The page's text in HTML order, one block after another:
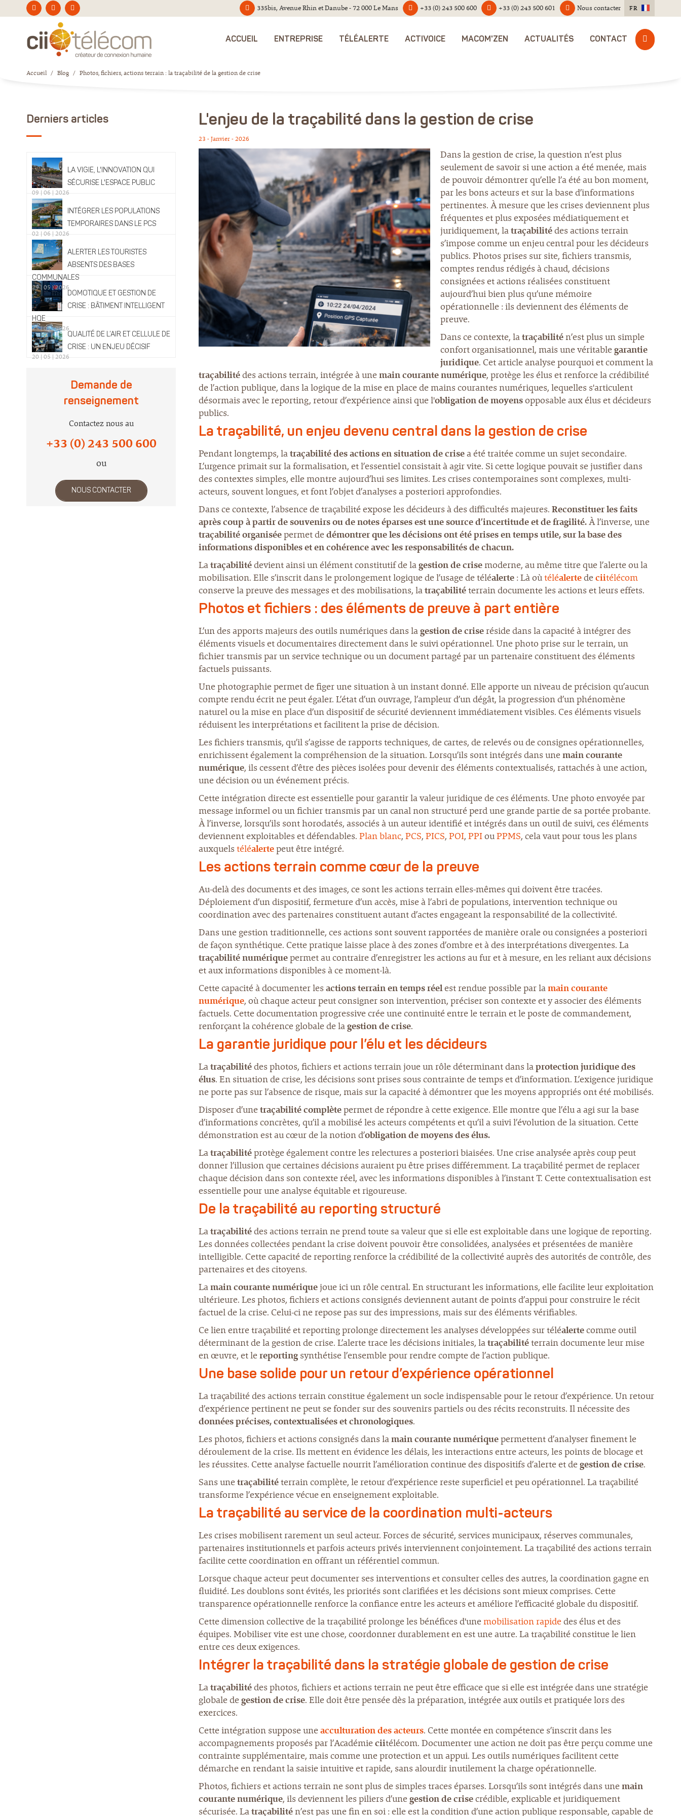
335bis, Avenue Rhin et Danube - 72 000 Le Mans +33 (0) 243 500 600 +33 (0) 243 500 601 Nous contacter FR
ACCUEIL ENTREPRISE TÉLÉALERTE ACTIVOICE MACOM'ZEN ACTUALITÉS CONTACT
Accueil / Blog / Photos, fichiers, actions terrain : la traçabilité de la gestion de crise
L'enjeu de la traçabilité dans la gestion de crise
23 - Janvier - 2026
Dans la gestion de crise, la question n’est plus
seulement de savoir si une action a été menée, mais
de pouvoir démontrer qu’elle l’a été au bon moment,
par les bons acteurs et sur la base d’informations
pertinentes. À mesure que les crises deviennent plus
fréquentes et plus exposées médiatiquement et
juridiquement, latraçabilitédes actions terrain
s’impose comme un enjeu central pour les décideurs
publics. Photos prises sur site, fichiers transmis,
comptes rendus rédigés à chaud, décisions
consignées et actions réalisées constituent
aujourd’hui bien plus qu’une mémoire
opérationnelle : ils deviennent des éléments de
preuve.
Dans ce contexte, latraçabilitén’est plus un simple
confort organisationnel, mais une véritable garantie
juridique. Cet article analyse pourquoi et comment la
traçabilitédes actions terrain, intégrée à une main courante numérique, protège les élus et renforce la crédibilité
de l’action publique, dans la logique de la mise en place de mains courantes numériques, lequelles s'articulent
désormais avec le reporting, retour d’expérience ainsi que l'obligation de moyensopposable aux élus et décideurs
publics.
La traçabilité, un enjeu devenu central dans la gestion de crise
Pendant longtemps, latraçabilité des actions en situation de crisea été traitée comme un sujet secondaire.
L’urgence primait sur la formalisation, et l’essentiel consistait à agir vite. Si cette logique pouvait se justifier dans
des contextes simples, elle montre aujourd’hui ses limites. Les crises contemporaines sont complexes, multi-
acteurs, souvent longues, et font l’objet d’analyses a posteriori approfondies.
Dans ce contexte, l’absence de traçabilité expose les décideurs à des difficultés majeures. Reconstituer les faits
après coup à partir de souvenirs ou de notes éparses est une source d’incertitude et de fragilité.À l’inverse, une
traçabilitéorganiséepermet de démontrer que les décisions ont été prises en temps utile, sur la base des
informations disponibles et en cohérence avec les responsabilités de chacun.
Latraçabilitédevient ainsi un élément constitutif de lagestion de crisemoderne, au même titre que l’alerte ou la
mobilisation. Elle s’inscrit dans le prolongement logique de l’usage de téléalerte : Là oùtéléalertede ciitélécom
conserve la preuve des messages et des mobilisations, latraçabilitéterrain documente les actions et leurs effets.
Photos et fichiers : des éléments de preuve à part entière
L’un des apports majeurs des outils numériques dans lagestion de criseréside dans la capacité à intégrer des
éléments visuels et documentaires directement dans le suivi opérationnel. Une photo prise sur le terrain, un
fichier transmis par un service technique ou un document partagé par un partenaire constituent des éléments
factuels puissants.
Une photographie permet de figer une situation à un instant donné. Elle apporte un niveau de précision qu’aucun
compte rendu écrit ne peut égaler. L’état d’un ouvrage, l’ampleur d’un dégât, la progression d’un phénomène
naturel ou la mise en place d’un dispositif de sécurité deviennent immédiatement visibles. Ces éléments visuels
réduisent les interprétations et facilitent la prise de décision.
Les fichiers transmis, qu’il s’agisse de rapports techniques, de cartes, de relevés ou de consignes opérationnelles,
enrichissent également la compréhension de la situation. Lorsqu’ils sont intégrés dans une main courante
numérique, ils cessent d’être des pièces isolées pour devenir des éléments contextualisés, rattachés à une action,
une décision ou un événement précis.
Cette intégration directe est essentielle pour garantir la valeur juridique de ces éléments. Une photo envoyée par
message informel ou un fichier transmis par un canal non structuré perd une grande partie de sa portée probante.
À l’inverse, lorsqu’ils sont horodatés, associés à un auteur identifié et intégrés dans un outil de suivi, ces éléments
deviennent exploitables et défendables. Plan blanc, PCS, PICS, POI, PPIouPPMS, cela vaut pour tous les plans
auxquels téléalertepeut être intégré.
Les actions terrain comme cœur de la preuve
Au-delà des documents et des images, ce sont les actions terrain elles-mêmes qui doivent être tracées.
Déploiement d’un dispositif, fermeture d’un accès, mise à l’abri de populations, intervention technique ou
coordination avec des partenaires constituent autant d’actes engageant la responsabilité de la collectivité.
Dans une gestion traditionnelle, ces actions sont souvent rapportées de manière orale ou consignées a posteriori
de façon synthétique. Cette pratique laisse place à des zones d’ombre et à des interprétations divergentes. La
traçabiliténumériquepermet au contraire d’enregistrer les actions au fur et à mesure, en les reliant aux décisions
et aux informations disponibles à ce moment-là.
Cette capacité à documenter les actions terrain en temps réelest rendue possible par lamain courante
numérique, où chaque acteur peut consigner son intervention, préciser son contexte et y associer des éléments
factuels. Cette documentation progressive crée une continuité entre le terrain et le poste de commandement,
renforçant la cohérence globale de lagestion de crise.
La garantie juridique pour l’élu et les décideurs
Latraçabilitédes photos, fichiers et actions terrain joue un rôle déterminant dans laprotection juridique des
élus. En situation de crise, les décisions sont prises sous contrainte de temps et d’information. L’exigence juridique
ne porte pas sur l’absence de risque, mais sur la capacité à démontrer que les moyens appropriés ont été mobilisés.
Disposer d’une traçabilité complètepermet de répondre à cette exigence. Elle montre que l’élu a agi sur la base
d’informations concrètes, qu’il a mobilisé les acteurs compétents et qu’il a suivi l’évolution de la situation. Cette
démonstration est au cœur de la notion d’obligation de moyens des élus.
Latraçabilitéprotège également contre les relectures a posteriori biaisées. Une crise analysée après coup peut
donner l’illusion que certaines décisions auraient pu être prises différemment. La traçabilité permet de replacer
chaque décision dans son contexte réel, avec les informations disponibles à l’instant T. Cette contextualisation est
essentielle pour une analyse équitable et rigoureuse.
De la traçabilité au reporting structuré
Latraçabilitédes actions terrain ne prend toute sa valeur que si elle est exploitable dans une logique de reporting.
Les données collectées pendant la crise doivent pouvoir être consolidées, analysées et présentées de manière
intelligible. Cette capacité de reporting renforce la crédibilité de la collectivité auprès des autorités de contrôle, des
partenaires et des citoyens.
Lamain courante numériquejoue ici un rôle central. En structurant les informations, elle facilite leur exploitation
ultérieure. Les photos, fichiers et actions consignés deviennent autant de points d’appui pour construire le récit
factuel de la crise. Celui-ci ne repose pas sur des impressions, mais sur des éléments vérifiables.
Ce lien entre traçabilité et reporting prolonge directement les analyses développées sur téléalertecomme outil
déterminant de la gestion de crise. L’alerte trace les décisions initiales, latraçabilitéterrain documente leur mise
en œuvre, et le reporting synthétise l’ensemble pour rendre compte de l’action publique.
Une base solide pour un retour d’expérience opérationnel
La traçabilité des actions terrain constitue également un socle indispensable pour le retour d’expérience. Un retour
d’expérience pertinent ne peut se fonder sur des souvenirs partiels ou des récits reconstruits. Il nécessite des
données précises, contextualisées et chronologiques.
Les photos, fichiers et actions consignés dans lamain courante numériquepermettent d’analyser finement le
déroulement de la crise. Ils mettent en évidence les délais, les interactions entre acteurs, les points de blocage et
les réussites. Cette analyse factuelle nourrit l’amélioration continue des dispositifs d’alerte et de gestion de crise.
Sans une traçabilitéterrain complète, le retour d’expérience reste superficiel et peu opérationnel. La traçabilité
transforme l’expérience vécue en enseignement exploitable.
La traçabilité au service de la coordination multi-acteurs
Les crises mobilisent rarement un seul acteur. Forces de sécurité, services municipaux, réserves communales,
partenaires institutionnels et parfois acteurs privés interviennent conjointement. La traçabilité des actions terrain
facilite cette coordination en offrant un référentiel commun.
Lorsque chaque acteur peut documenter ses interventions et consulter celles des autres, la coordination gagne en
fluidité. Les doublons sont évités, les priorités sont clarifiées et les décisions sont mieux comprises. Cette
transparence opérationnelle renforce la confiance entre les acteurs et améliore l’efficacité globale du dispositif.
Cette dimension collective de la traçabilité prolonge les bénéfices d'une mobilisation rapide des élus et des
équipes. Mobiliser vite est une chose, coordonner durablement en est une autre. La traçabilité constitue le lien
entre ces deux exigences.
Intégrer la traçabilité dans la stratégie globale de gestion de crise
Latraçabilitédes photos, fichiers et actions terrain ne peut être efficace que si elle est intégrée dans une stratégie
globale de gestion de crise. Elle doit être pensée dès la préparation, intégrée aux outils et pratiquée lors des
exercices.
Cette intégration suppose une acculturation des acteurs. Cette montée en compétence s’inscrit dans les
accompagnements proposés par l’Académie ciitélécom. Documenter une action ne doit pas être perçu comme une
contrainte supplémentaire, mais comme une protection et un appui. Les outils numériques facilitent cette
démarche en rendant la saisie intuitive et rapide, sans alourdir inutilement la charge opérationnelle.
Photos, fichiers et actions terrain ne sont plus de simples traces éparses. Lorsqu’ils sont intégrés dans une main
courante numérique, ils deviennent les piliers d’une gestion de crisecrédible, explicable et juridiquement
sécurisée. Latraçabilitén’est pas une fin en soi : elle est la condition d’une action publique responsable, capable de
Derniers articles
LA VIGIE, L'INNOVATION QUI
SÉCURISE L'ESPACE PUBLIC
09 | 06 | 2026
INTÉGRER LES POPULATIONS
TEMPORAIRES DANS LE PCS
02 | 06 | 2026
ALERTER LES TOURISTES
ABSENTS DES BASES
COMMUNALES
29 | 05 | 2026
DOMOTIQUE ET GESTION DE
CRISE : BÂTIMENT INTELLIGENT
HQE
25 | 05 | 2026
QUALITÉ DE L’AIR ET CELLULE DE
CRISE : UN ENJEU DÉCISIF
20 | 05 | 2026
Demande de
renseignement
Contactez nous au
+33 (0) 243 500 600
ou
NOUS CONTACTER